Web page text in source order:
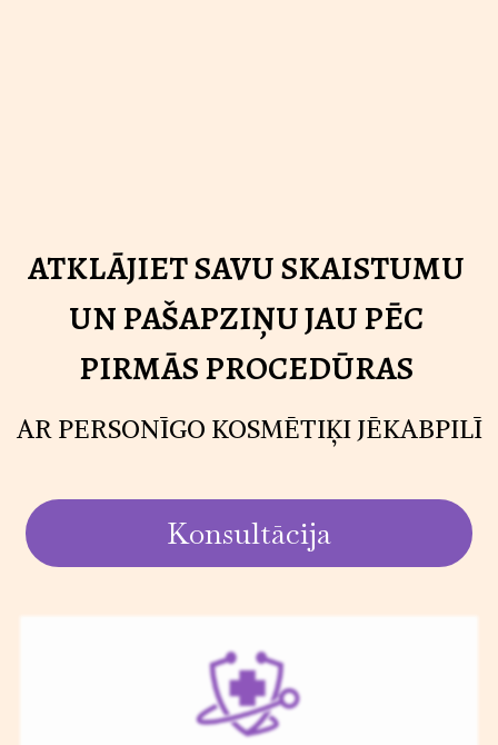
ATKLĀJIET SAVU SKAISTUMU
UN PAŠAPZIŅU JAU PĒC
PIRMĀS PROCEDŪRAS
AR PERSONĪGO KOSMĒTIĶI JĒKABPILĪ
Konsultācija